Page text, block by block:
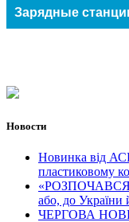
ДКС (Италия)
(Италия)
Культурное и
Открытые
Жилье и услуги
Образование,
Терморегуляторы
Аксессуары
Резервуары
Свинарники и
Обогрев в
Зарядные
Новости
Новинка від
пластиковому
або, до України
ЧЕРГОВА